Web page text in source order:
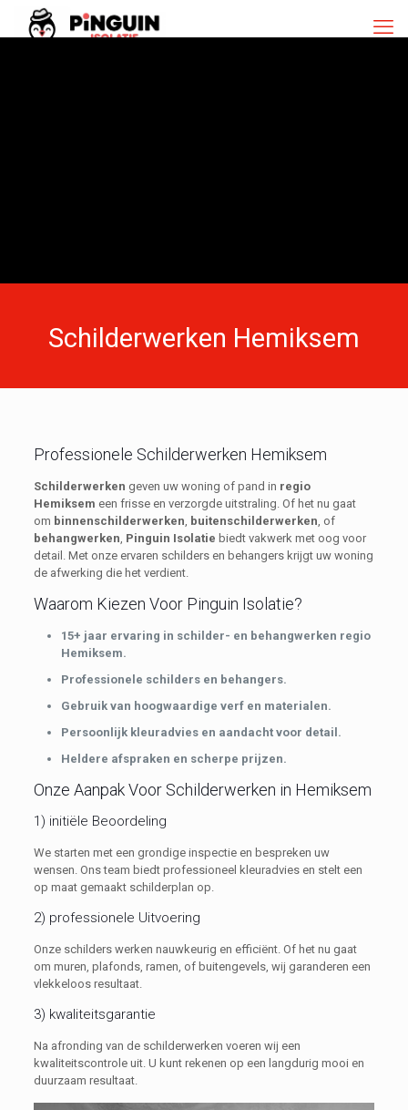
Schilderwerken Hemiksem
Professionele Schilderwerken Hemiksem
Schilderwerken geven uw woning of pand in regio
Hemiksem een frisse en verzorgde uitstraling. Of het nu gaat
om binnenschilderwerken buitenschilderwerken , of
behangwerken Pinguin Isolatie biedt vakwerk met oog voor
detail. Met onze ervaren schilders en behangers krijgt uw woning
de afwerking die het verdient.
Waarom Kiezen Voor Pinguin Isolatie?
15+ jaar ervaring in schilder- en behangwerken regio
Hemiksem.
Professionele schilders en behangers.
Gebruik van hoogwaardige verf en materialen.
Persoonlijk kleuradvies en aandacht voor detail.
Heldere afspraken en scherpe prijzen.
Onze Aanpak Voor Schilderwerken in Hemiksem
1) initiële Beoordeling
We starten met een grondige inspectie en bespreken uw
wensen. Ons team biedt professioneel kleuradvies en stelt een
op maat gemaakt schilderplan op.
2) professionele Uitvoering
Onze schilders werken nauwkeurig en efficiënt. Of het nu gaat
om muren, plafonds, ramen, of buitengevels, wij garanderen een
vlekkeloos resultaat.
3) kwaliteitsgarantie
Na afronding van de schilderwerken voeren wij een
kwaliteitscontrole uit. U kunt rekenen op een langdurig mooi en
duurzaam resultaat.